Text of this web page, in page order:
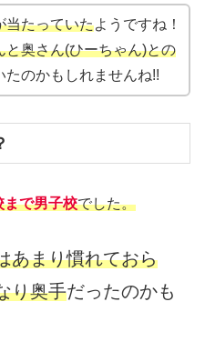
当たっていたようですね！
と奥さん(ひーちゃん)との
たのかもしれませんね!!
まで男子校でした。
あまり慣れておら
り奥手だったのかも